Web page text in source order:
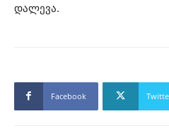
დალევა.
Facebook